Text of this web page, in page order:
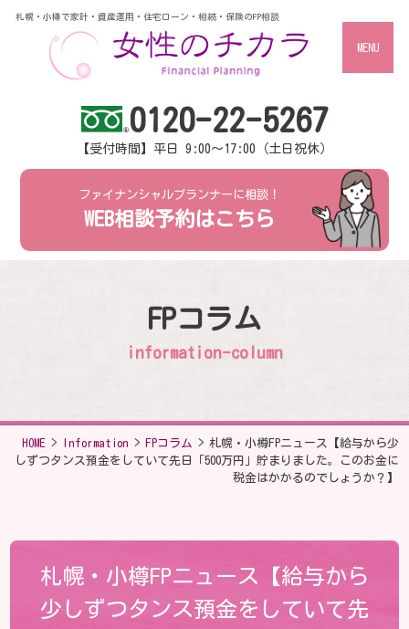
札幌・小樽で家計・資産運用・住宅ローン・相続・保険のFP相談
MENU
0120-22-5267
【受付時間】平日 9:00～17:00（土日祝休）
ファイナンシャルプランナーに相談！
WEB相談予約はこちら
FPコラム
information-column
HOME> Information > FPコラム > 札幌・小樽FPニュース【給与から少
しずつタンス預金をしていて先日「500万円」貯まりました。このお金に
税金はかかるのでしょうか？】
札幌・小樽FPニュース【給与から
少しずつタンス預金をしていて先